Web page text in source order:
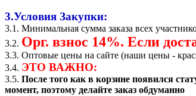
3.Условия Закупки:
3.1. Минимальная сумма заказа всех
3.2. Орг. взнос 14%. Если
3.3. Оптовые цены на сайте (наши цены -
3.4. ЭТО ВАЖНО:
3.5. После того как в корзине появился
момент, поэтому делайте заказ обдуманно